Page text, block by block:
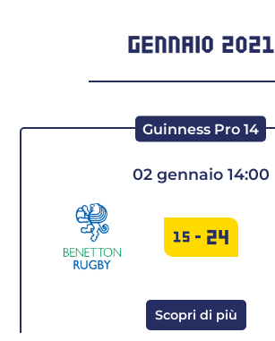
GENNAIO 2021
02 gennaio 14:00
Guinness Pro 14
15 - 24
Scopri di più